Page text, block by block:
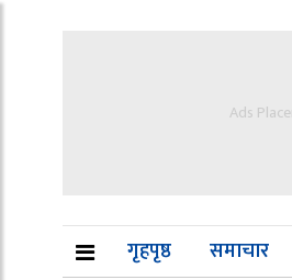
Ads
गृहपृष्ठ समाचार